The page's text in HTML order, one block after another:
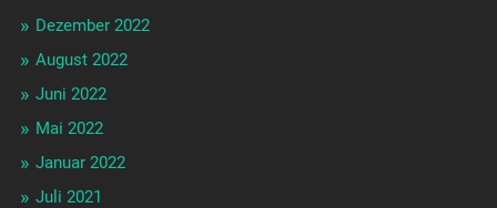
Dezember 2022
August 2022
Juni 2022
Mai 2022
Januar 2022
Juli 2021